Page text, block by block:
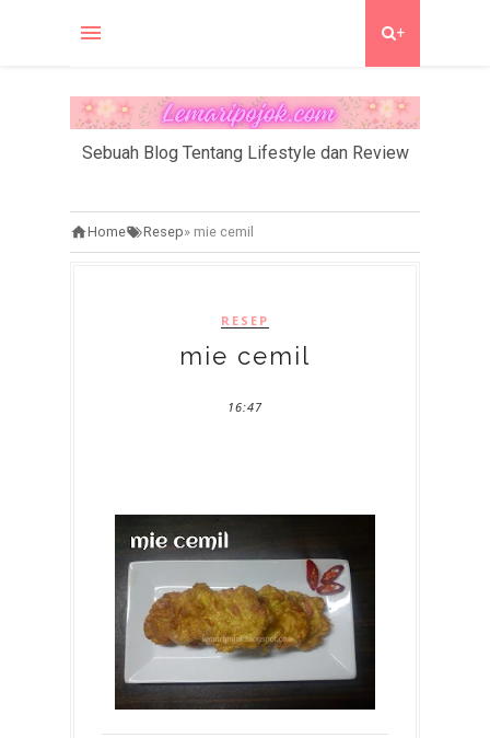
+
Sebuah Blog Tentang Lifestyle dan Review
Home Resep» mie cemil
RESEP
mie cemil
16:47